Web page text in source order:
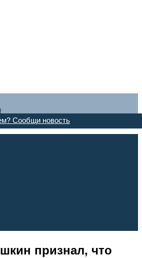
Сообщи новость
признал, что